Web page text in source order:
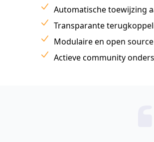
Automatische toewijzing
Transparante
Modulaire en open
Actieve community